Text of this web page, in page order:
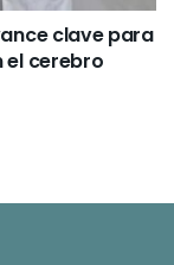
clave para
el cerebro